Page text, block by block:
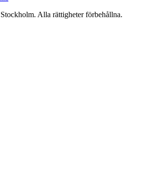
Alla rättigheter förbehållna.